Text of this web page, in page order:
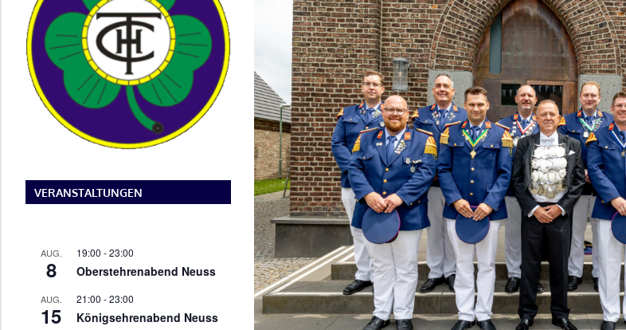
VERANSTALTUNGEN
AUG.
8
19:00 -23:00
Oberstehrenabend Neuss
AUG.
15
21:00 -23:00
Königsehrenabend Neuss